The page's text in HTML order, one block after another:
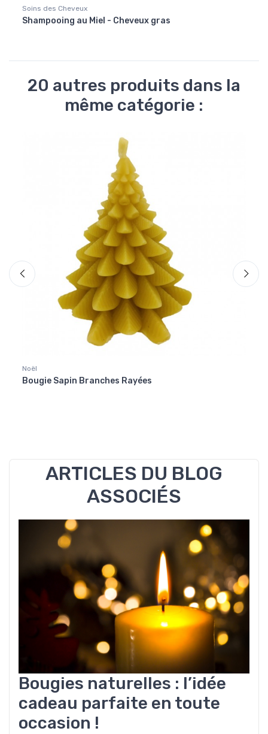
Soins des Cheveux
Shampooing au Miel - Cheveux gras
20 autres produits dans la
même catégorie :
Noël
Bougie Sapin Branches Rayées
ARTICLES DU BLOG
ASSOCIÉS
Bougies naturelles : l’idée
cadeau parfaite en toute
occasion !